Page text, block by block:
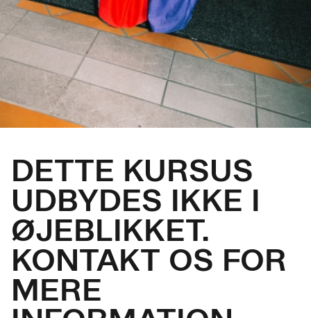
DETTE KURSUS
UDBYDES IKKE I
ØJEBLIKKET.
KONTAKT OS FOR
MERE